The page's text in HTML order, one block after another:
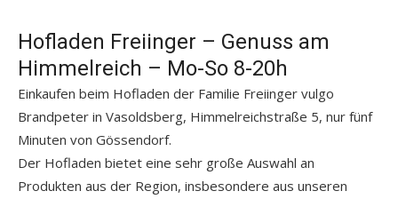
Hofladen Freiinger – Genuss am
Himmelreich – Mo-So 8-20h
Einkaufen beim Hofladen der Familie Freiinger vulgo
Brandpeter in Vasoldsberg, Himmelreichstraße 5, nur fünf
Minuten von Gössendorf.
Der Hofladen bietet eine sehr große Auswahl an
Produkten aus der Region, insbesondere aus unseren